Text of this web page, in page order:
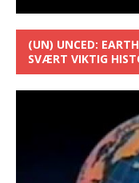
(UN) UNCED:
SVÆRT VIKTIG